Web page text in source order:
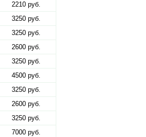
2210 руб.
3250 руб.
3250 руб.
2600 руб.
3250 руб.
4500 руб.
3250 руб.
2600 руб.
3250 руб.
7000 руб.